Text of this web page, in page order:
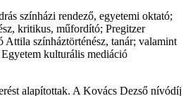
színházi rendező, egyetemi oktató;
kritikus, műfordító; Pregitzer
Attila színháztörténész, tanár; valamint
kulturális mediáció
alapítottak. A Kovács Dezső nívódíj